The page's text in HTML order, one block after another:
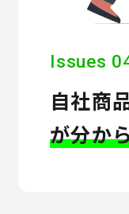
Issues
自社商
が分か